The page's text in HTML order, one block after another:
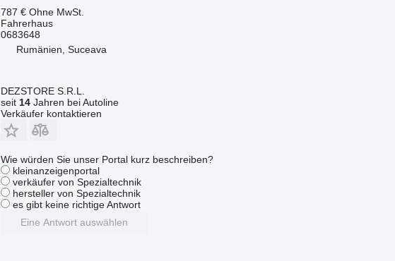
787 € Ohne MwSt.
Fahrerhaus
0683648
Rumänien, Suceava
DEZSTORE S.R.L.
seit 14Jahren bei Autoline
Verkäufer kontaktieren
Wie würden Sie unser Portal kurz beschreiben?
kleinanzeigenportal
verkäufer von Spezialtechnik
hersteller von Spezialtechnik
es gibt keine richtige Antwort
Eine Antwort auswählen